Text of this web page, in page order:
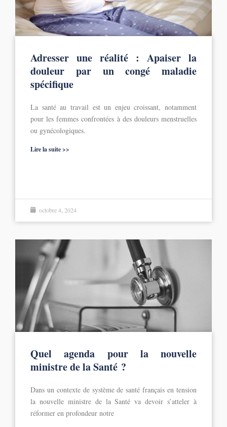
Adresser une réalité : Apaiser la
douleur par un congé maladie
spécifique
La santé au travail est un enjeu croissant, notamment
pour les femmes confrontées à des douleurs menstruelles
ou gynécologiques.
Lire la suite >>
octobre 4, 2024
Quel agenda pour la nouvelle
ministre de la Santé ?
Dans un contexte de système de santé français en tension
la nouvelle ministre de la Santé va devoir s’atteler à
réformer en profondeur notre